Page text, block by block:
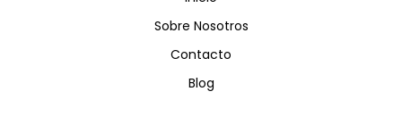
Sobre Nosotros
Contacto
Blog